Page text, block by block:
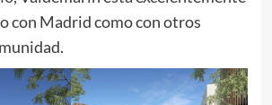
con Madrid como con otros